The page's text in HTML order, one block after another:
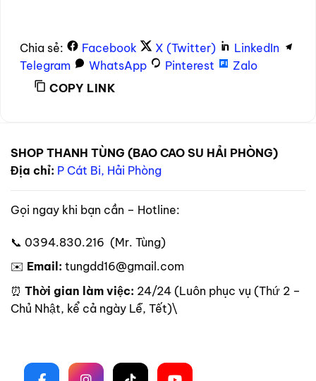
Chia sẻ: Facebook X (Twitter)
LinkedIn
Telegram
WhatsApp Pinterest
Zalo
COPY LINK
SHOP THANH TÙNG (BAO CAO SU HẢI PHÒNG)
Địa chỉ: P Cát Bi, Hải Phòng
Gọi ngay khi bạn cần – Hotline:
📞 0394.830.216 (Mr. Tùng)
✉️ Email: tungdd16@gmail.com
⏰ Thời gian làm việc: 24/24 (Luôn phục vụ (Thứ 2 –
Chủ Nhật, kể cả ngày Lễ, Tết)\